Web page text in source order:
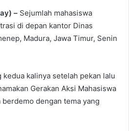
– Sejumlah mahasiswa
di depan kantor Dinas
Madura, Jawa Timur, Senin
kedua kalinya setelah pekan lalu
Gerakan Aksi Mahasiswa
berdemo dengan tema yang